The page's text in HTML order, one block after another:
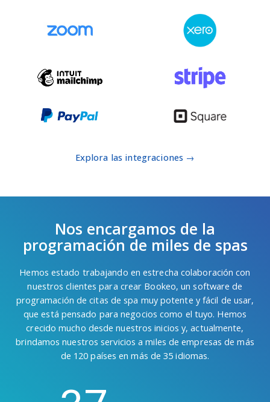
Explora las integraciones →
Nos encargamos de la
programación de miles de spas
Hemos estado trabajando en estrecha colaboración con
nuestros clientes para crear Bookeo, un software de
programación de citas de spa muy potente y fácil de usar,
que está pensado para negocios como el tuyo. Hemos
crecido mucho desde nuestros inicios y, actualmente,
brindamos nuestros servicios a miles de empresas de más
de 120 países en más de 35 idiomas.